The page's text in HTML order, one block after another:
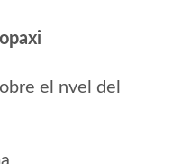
el nvel del